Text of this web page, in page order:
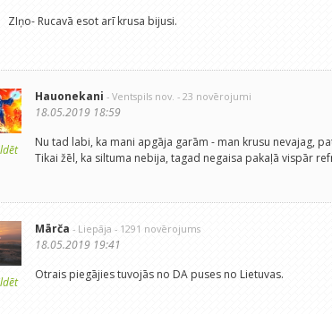
ZIņo- Rucavā esot arī krusa bijusi.
Hauonekani - Ventspils nov. - 23 novērojumi
18.05.2019 18:59
Nu tad labi, ka mani apgāja garām - man krusu nevajag,
Tikai žēl, ka siltuma nebija, tagad negaisa pakaļā vispār
Mārča - Liepāja - 1291 novērojums
18.05.2019 19:41
Otrais piegājies tuvojās no DA puses no Lietuvas.